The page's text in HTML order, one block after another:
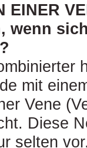
EINER
wenn
mit
Vene
Diese
selten